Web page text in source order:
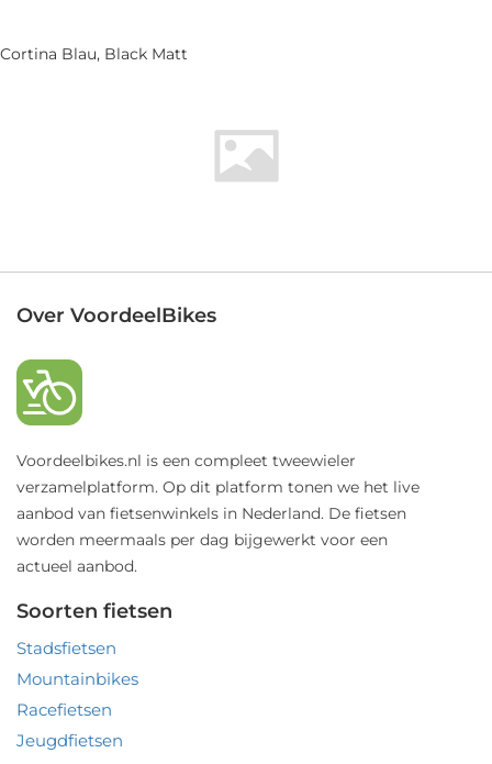
Cortina Blau, Black Matt
Over VoordeelBikes
Voordeelbikes.nl is een compleet tweewieler
verzamelplatform. Op dit platform tonen we het live
aanbod van fietsenwinkels in Nederland. De fietsen
worden meermaals per dag bijgewerkt voor een
actueel aanbod.
Soorten fietsen
Stadsfietsen
Mountainbikes
Racefietsen
Jeugdfietsen